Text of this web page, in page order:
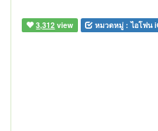
3,312 view หมวดหมู่ :ไอโฟน